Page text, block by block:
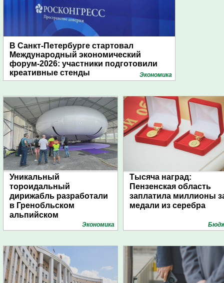
В Санкт-Петербурге стартовал
Международный экономический
форум-2026: участники подготовили
креативные стенды
Экономика
Уникальный
тороидальный
дирижабль разработали
в Гренобльском
альпийском
Экономика
Тысяча наград:
Пензенская область
заплатила миллионы
медали из серебра